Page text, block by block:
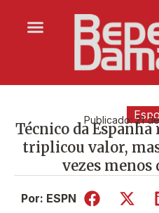
Publicado:21
Técnico da
triplicou valor,
vezes
Por: ESPN